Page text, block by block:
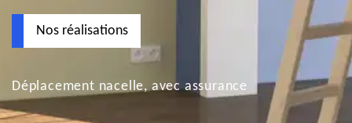
Nos réalisations
Déplacement nacelle, avec assurance